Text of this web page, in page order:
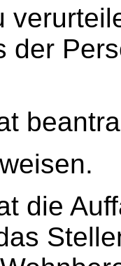
der
die